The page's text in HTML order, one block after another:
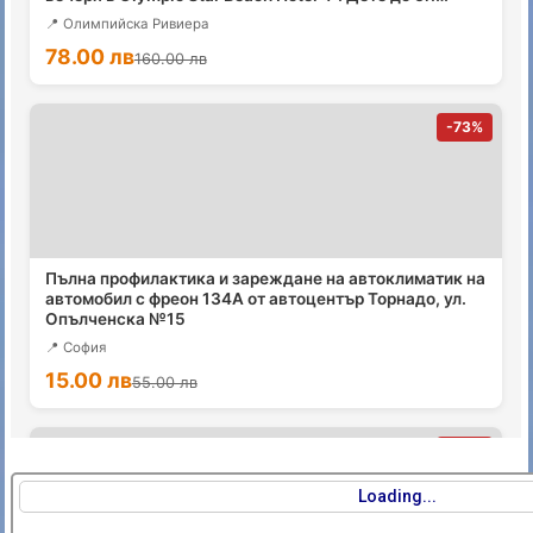
Loading...